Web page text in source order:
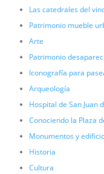
Las catedrales del
Patrimonio mueble
Arte
Patrimonio
Iconografía para
Arqueología
Hospital de San Juan
Conociendo la Plaza
Monumentos y
Historia
Cultura